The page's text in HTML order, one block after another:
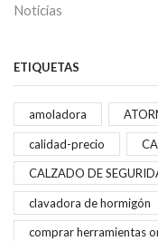
Noticias
ETIQUETAS
amoladora
calidad-precio
CALZADO DE
clavadora de hormigón
comprar herramientas